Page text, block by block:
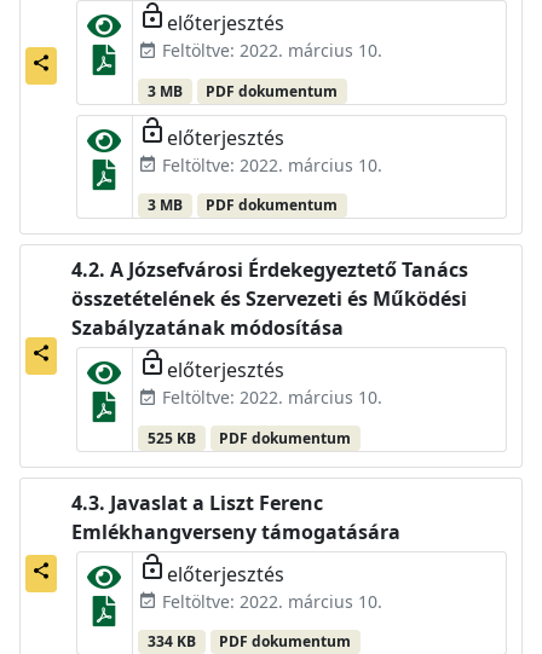
share
lock_open előterjesztés
event_available Feltöltve: 2022. március 10.
3 MB PDF dokumentum
lock_open előterjesztés
event_available Feltöltve: 2022. március 10.
3 MB PDF dokumentum
share
A Józsefvárosi Érdekegyeztető Tanács
összetételének és Szervezeti és Működési
Szabályzatának módosítása
lock_open előterjesztés
event_available Feltöltve: 2022. március 10.
525 KB PDF dokumentum
share
Javaslat a Liszt Ferenc
Emlékhangverseny támogatására
lock_open előterjesztés
event_available Feltöltve: 2022. március 10.
334 KB PDF dokumentum